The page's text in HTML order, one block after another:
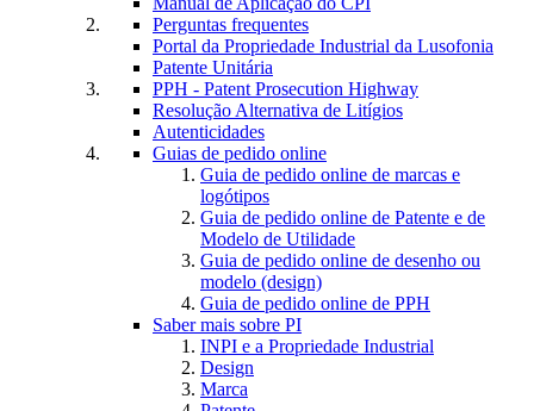
Perguntas frequentes
Portal da Propriedade Industrial da Lusofonia
Patente Unitária
PPH - Patent Prosecution Highway
Resolução Alternativa de Litígios
Autenticidades
Guias de pedido online
Guia de pedido online de marcas e
logótipos
Guia de pedido online de Patente e de
Modelo de Utilidade
Guia de pedido online de desenho ou
modelo (design)
Guia de pedido online de PPH
Saber mais sobre PI
INPI e a Propriedade Industrial
Design
Marca